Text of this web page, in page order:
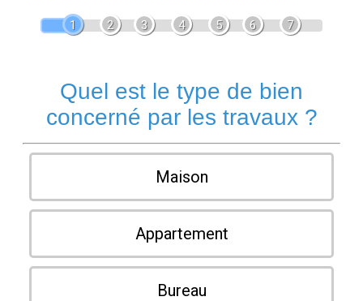
1 2 3 4 5 6 7
Quel est le type de bien
concerné par les travaux ?
Maison
Appartement
Bureau